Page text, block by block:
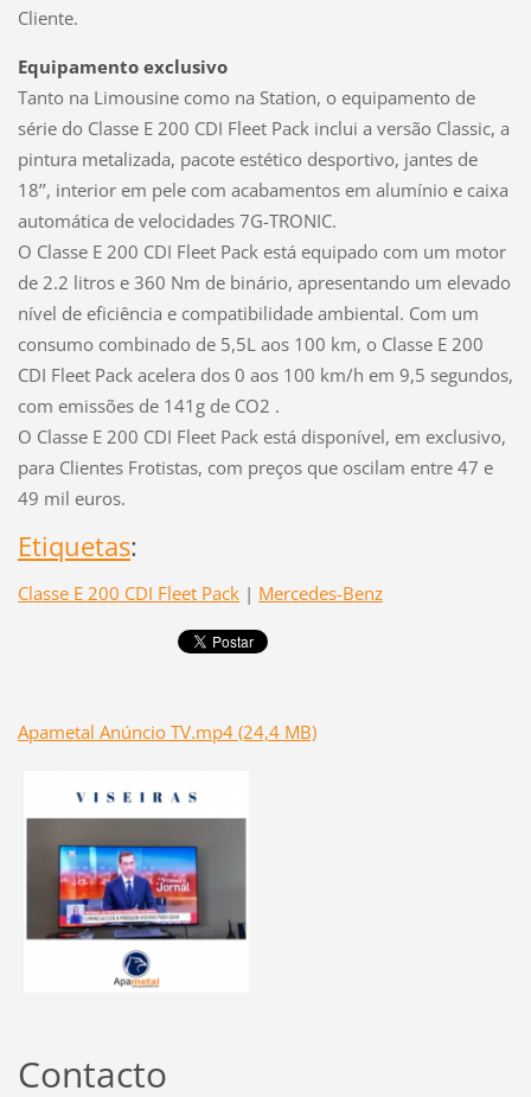
Cliente.
Equipamento exclusivo
Tanto na Limousine como na Station, o equipamento de
série do Classe E 200 CDI Fleet Pack inclui a versão Classic, a
pintura metalizada, pacote estético desportivo, jantes de
18’’, interior em pele com acabamentos em alumínio e caixa
automática de velocidades 7G-TRONIC.
O Classe E 200 CDI Fleet Pack está equipado com um motor
de 2.2 litros e 360 Nm de binário, apresentando um elevado
nível de eficiência e compatibilidade ambiental. Com um
consumo combinado de 5,5L aos 100 km, o Classe E 200
CDI Fleet Pack acelera dos 0 aos 100 km/h em 9,5 segundos,
com emissões de 141g de CO2 .
O Classe E 200 CDI Fleet Pack está disponível, em exclusivo,
para Clientes Frotistas, com preços que oscilam entre 47 e
49 mil euros.
Etiquetas:
Classe E 200 CDI Fleet Pack | Mercedes-Benz
Apametal Anúncio TV.mp4 (24,4 MB)
Contacto